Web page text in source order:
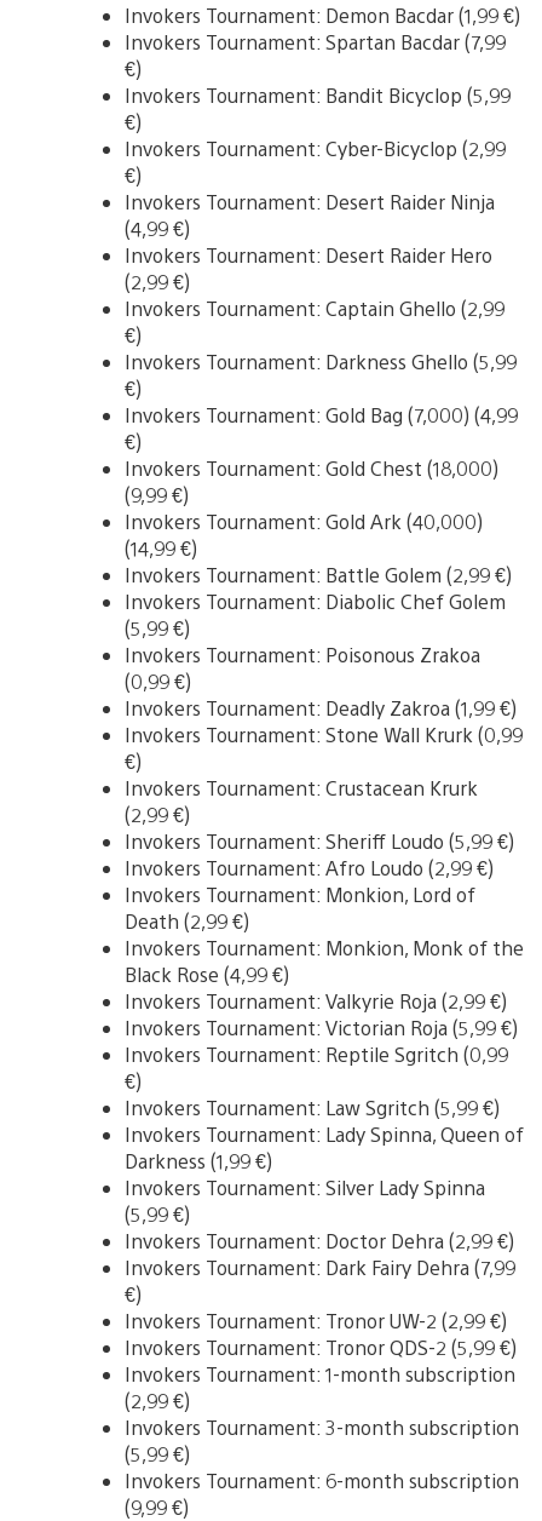
Invokers Tournament: Demon Bacdar (1,99 €)
Invokers Tournament: Spartan Bacdar (7,99
€)
Invokers Tournament: Bandit Bicyclop (5,99
€)
Invokers Tournament: Cyber-Bicyclop (2,99
€)
Invokers Tournament: Desert Raider Ninja
(4,99 €)
Invokers Tournament: Desert Raider Hero
(2,99 €)
Invokers Tournament: Captain Ghello (2,99
€)
Invokers Tournament: Darkness Ghello (5,99
€)
Invokers Tournament: Gold Bag (7,000) (4,99
€)
Invokers Tournament: Gold Chest (18,000)
(9,99 €)
Invokers Tournament: Gold Ark (40,000)
(14,99 €)
Invokers Tournament: Battle Golem (2,99 €)
Invokers Tournament: Diabolic Chef Golem
(5,99 €)
Invokers Tournament: Poisonous Zrakoa
(0,99 €)
Invokers Tournament: Deadly Zakroa (1,99 €)
Invokers Tournament: Stone Wall Krurk (0,99
€)
Invokers Tournament: Crustacean Krurk
(2,99 €)
Invokers Tournament: Sheriff Loudo (5,99 €)
Invokers Tournament: Afro Loudo (2,99 €)
Invokers Tournament: Monkion, Lord of
Death (2,99 €)
Invokers Tournament: Monkion, Monk of the
Black Rose (4,99 €)
Invokers Tournament: Valkyrie Roja (2,99 €)
Invokers Tournament: Victorian Roja (5,99 €)
Invokers Tournament: Reptile Sgritch (0,99
€)
Invokers Tournament: Law Sgritch (5,99 €)
Invokers Tournament: Lady Spinna, Queen of
Darkness (1,99 €)
Invokers Tournament: Silver Lady Spinna
(5,99 €)
Invokers Tournament: Doctor Dehra (2,99 €)
Invokers Tournament: Dark Fairy Dehra (7,99
€)
Invokers Tournament: Tronor UW-2 (2,99 €)
Invokers Tournament: Tronor QDS-2 (5,99 €)
Invokers Tournament: 1-month subscription
(2,99 €)
Invokers Tournament: 3-month subscription
(5,99 €)
Invokers Tournament: 6-month subscription
(9,99 €)